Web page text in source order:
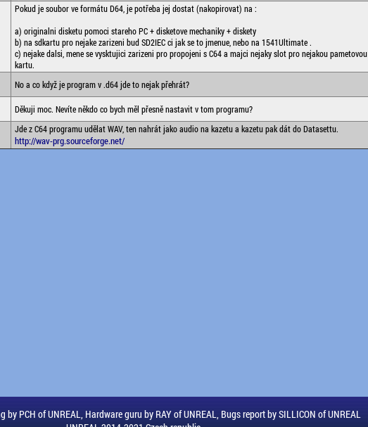
Pokud je soubor ve formátu D64, je potřeba jej dostat (nakopirovat) na :
a) originalni disketu pomoci stareho PC + disketove mechaniky + diskety
b) na sdkartu pro nejake zarizeni bud SD2IEC ci jak se to jmenue, nebo na 1541Ultimate .
c) nejake dalsi, mene se vysktujici zarizeni pro propojeni s C64 a majci nejaky slot pro nejakou pametovou
kartu.
No a co když je program v .d64 jde to nejak přehrát?
Děkuji moc. Nevíte někdo co bych měl přesně nastavit v tom programu?
Jde z C64 programu udělat WAV, ten nahrát jako audio na kazetu a kazetu pak dát do Datasettu.
http://wav-prg.sourceforge.net/
by PCH of UNREAL, Hardware guru by RAY of UNREAL, Bugs report by SILLICON of UNREAL